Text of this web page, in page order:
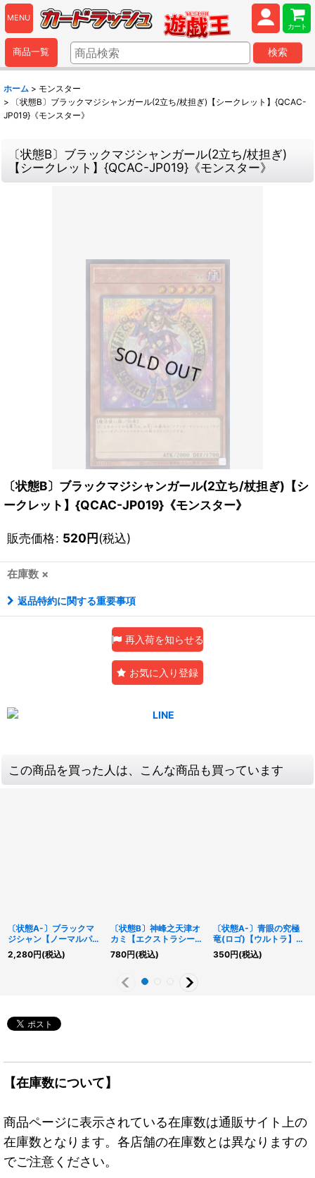
MENU
カート
商品一覧 検索
ホーム > モンスター
>
〔状態B〕ブラックマジシャンガール(2立ち/杖担ぎ)【シークレット】{QCAC-
JP019}《モンスター》
〔状態B〕ブラックマジシャンガール(2立ち/杖担ぎ)
【シークレット】{QCAC-JP019}《モンスター》
〔状態B〕ブラックマジシャンガール(2立ち/杖担ぎ)【シ
ークレット】{QCAC-JP019}《モンスター》
販売価格: 520円(税込)
在庫数 ×
返品特約に関する重要事項
再入荷を知らせる
お気に入り登録
この商品を買った人は、こんな商品も買っています
〔状態A-〕ブラックマ
ジシャン【ノーマルパラ
レル】{PPC1-JP001}
《モンスター》
2,280円(税込)
〔状態B〕神峰之天津オ
カミ【エクストラシーク
レット】{EP19-JP070}
《リンク》
780円(税込)
〔状態A-〕青眼の究極
竜(ロゴ)【ウルトラ】
{TDPP-JP018}《融合》
350円(税込)
【在庫数について】
商品ページに表示されている在庫数は通販サイト上の
在庫数となります。各店舗の在庫数とは異なりますの
でご注意ください。